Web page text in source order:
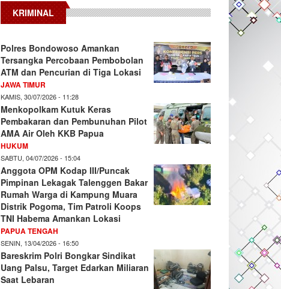
KRIMINAL
Polres Bondowoso Amankan
Tersangka Percobaan Pembobolan
ATM dan Pencurian di Tiga Lokasi
JAWA TIMUR
KAMIS, 30/07/2026 - 11:28
Menkopolkam Kutuk Keras
Pembakaran dan Pembunuhan Pilot
AMA Air Oleh KKB Papua
HUKUM
SABTU, 04/07/2026 - 15:04
Anggota OPM Kodap III/Puncak
Pimpinan Lekagak Talenggen Bakar
Rumah Warga di Kampung Muara
Distrik Pogoma, Tim Patroli Koops
TNI Habema Amankan Lokasi
PAPUA TENGAH
SENIN, 13/04/2026 - 16:50
Bareskrim Polri Bongkar Sindikat
Uang Palsu, Target Edarkan Miliaran
Saat Lebaran